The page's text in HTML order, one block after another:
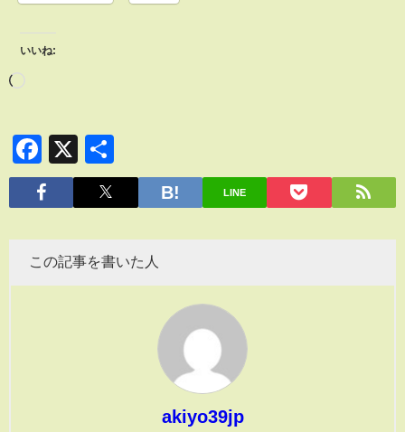
いいね:
Facebook
X
有
LINE
この記事を書いた人
akiyo39jp